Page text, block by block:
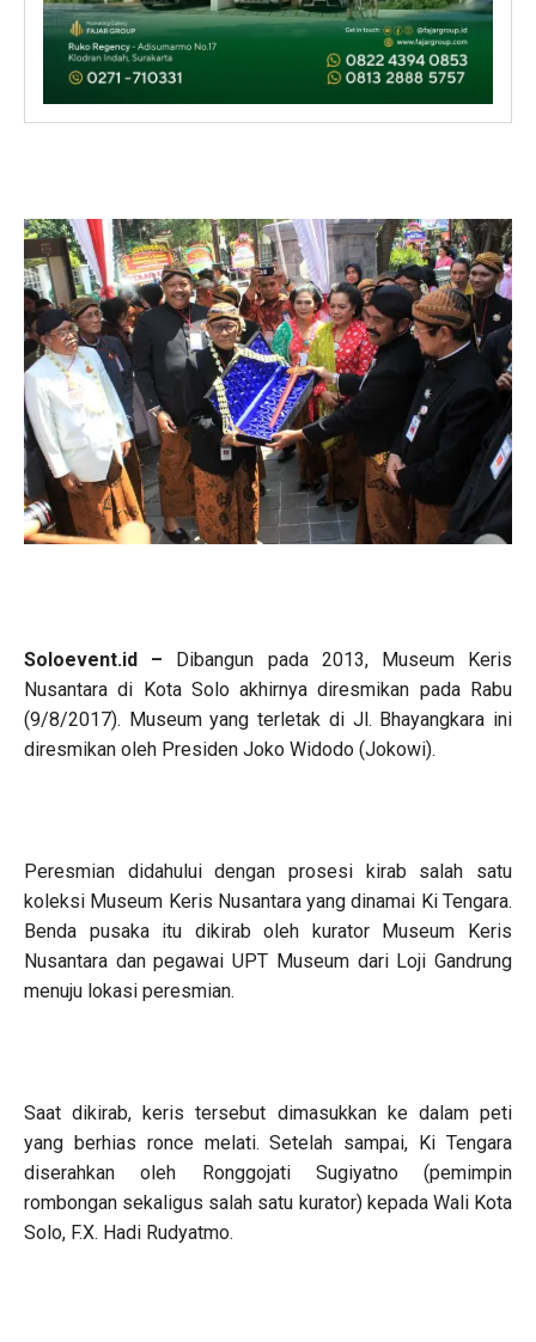
Soloevent.id –
Dibangun pada 2013, Museum Keris
Nusantara di Kota Solo akhirnya diresmikan pada Rabu
(9/8/2017). Museum yang terletak di Jl. Bhayangkara ini
diresmikan oleh Presiden Joko Widodo (Jokowi).
Peresmian didahului dengan prosesi kirab salah satu
koleksi Museum Keris Nusantara yang dinamai Ki Tengara.
Benda pusaka itu dikirab oleh kurator Museum Keris
Nusantara dan pegawai UPT Museum dari Loji Gandrung
menuju lokasi peresmian.
Saat dikirab, keris tersebut dimasukkan ke dalam peti
yang berhias ronce melati. Setelah sampai, Ki Tengara
diserahkan oleh Ronggojati Sugiyatno (pemimpin
rombongan sekaligus salah satu kurator) kepada Wali Kota
Solo, F.X. Hadi Rudyatmo.